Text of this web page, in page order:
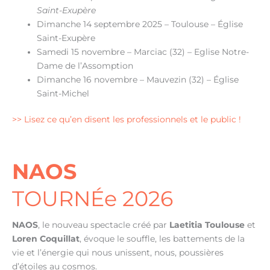
Saint-Exupère
Dimanche 14 septembre 2025 – Toulouse – Église
Saint-Exupère
Samedi 15 novembre – Marciac (32) – Eglise Notre-
Dame de l’Assomption
Dimanche 16 novembre – Mauvezin (32) – Église
Saint-Michel
>> Lisez ce qu’en disent les professionnels et le public !
NAOS
TOURNÉe 2026
NAOS, le nouveau spectacle créé par Laetitia Toulouse et
Loren Coquillat, évoque le souffle, les battements de la
vie et l’énergie qui nous unissent, nous, poussières
d’étoiles au cosmos.